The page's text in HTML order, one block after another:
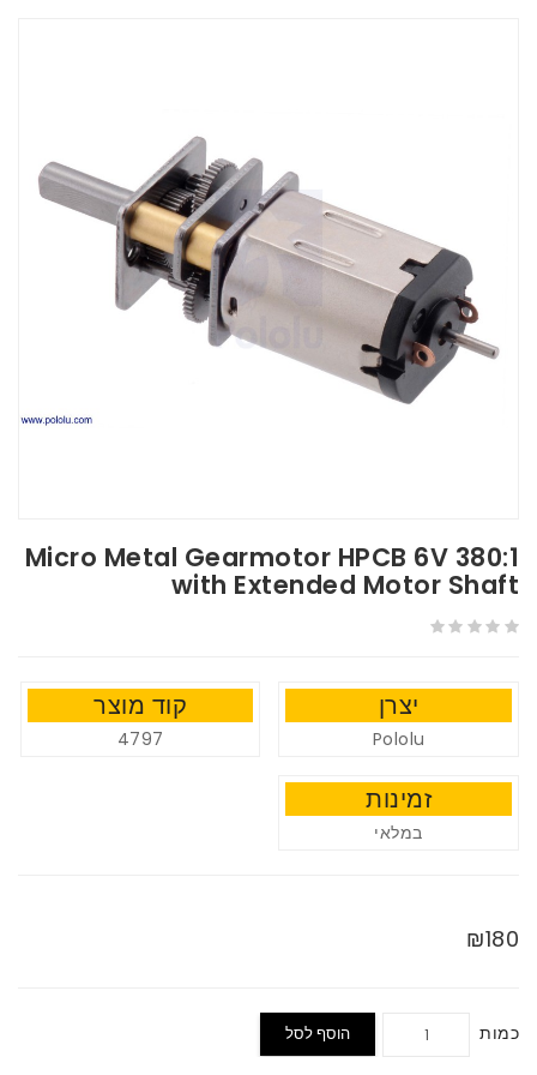
380:1 Micro Metal Gearmotor HPCB 6V
with Extended Motor Shaft
יצרן
Pololu
קוד מוצר
4797
זמינות
במלאי
₪180
כמות הוסף לסל